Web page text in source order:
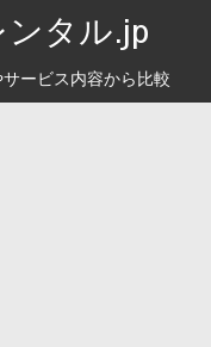
タル.jp
ービス内容から比較